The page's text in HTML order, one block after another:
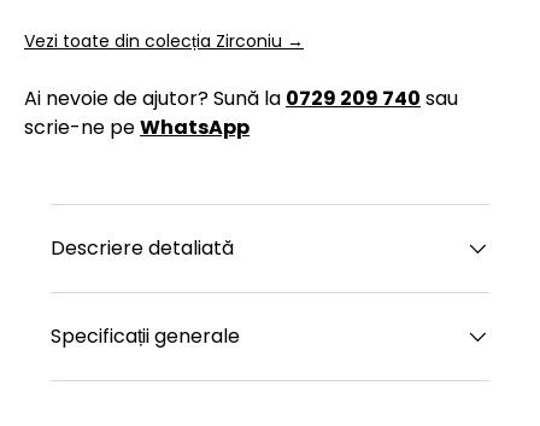
Vezi toate din colecția Zirconiu →
Ai nevoie de ajutor? Sună la 0729 209 740 sau
scrie-ne peWhatsApp
Descriere detaliată
Specificații generale